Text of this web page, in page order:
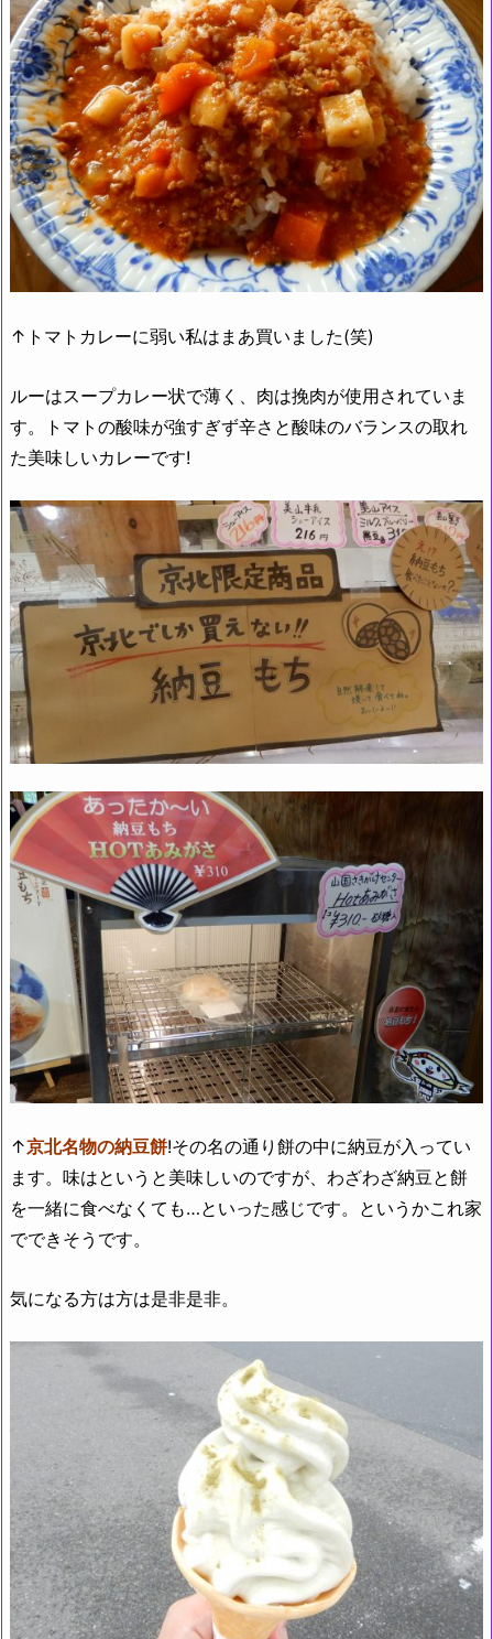
↑トマトカレーに弱い私はまあ買いました(笑)
ルーはスープカレー状で薄く、肉は挽肉が使用されていま
す。トマトの酸味が強すぎず辛さと酸味のバランスの取れ
た美味しいカレーです!
↑京北名物の納豆餅!その名の通り餅の中に納豆が入ってい
ます。味はというと美味しいのですが、わざわざ納豆と餅
を一緒に食べなくても…といった感じです。というかこれ家
でできそうです。
気になる方は方は是非是非。